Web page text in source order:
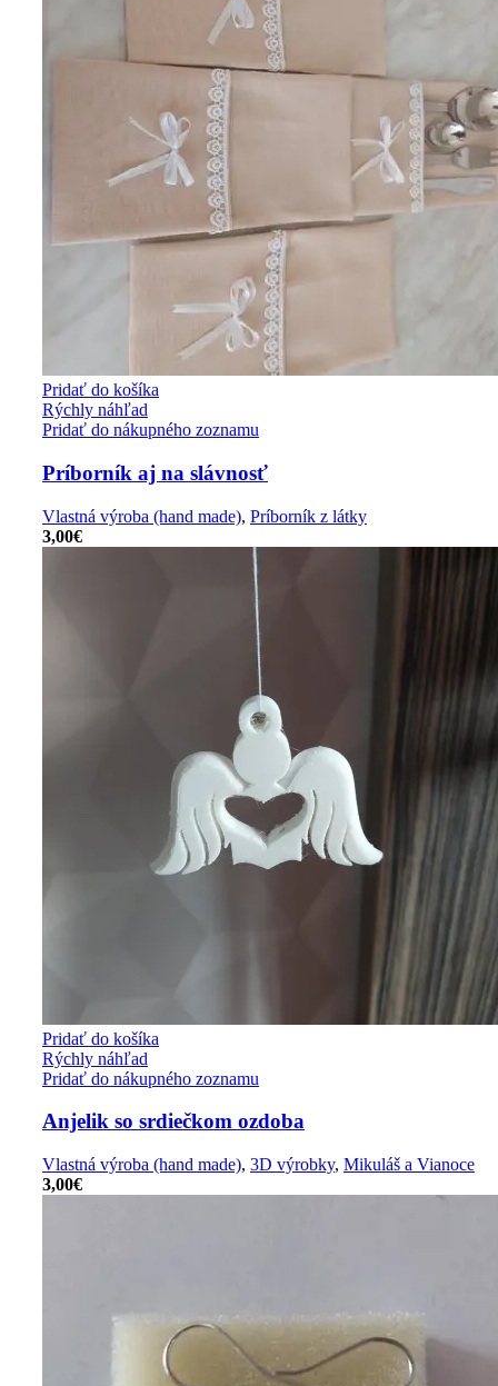
Pridať do košíka
Rýchly náhľad
Pridať do nákupného zoznamu
Príborník aj na slávnosť
Vlastná výroba (hand made), Príborník z látky
3,00€
Pridať do košíka
Rýchly náhľad
Pridať do nákupného zoznamu
Anjelik so srdiečkom ozdoba
Vlastná výroba (hand made), 3D výrobky, Mikuláš a Vianoce
3,00€